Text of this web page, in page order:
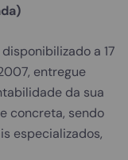
a 17
entregue
da sua
concreta, sendo
especializados,